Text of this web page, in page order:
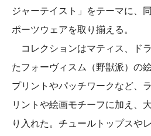
ジャーテイスト」をテーマに、
ポーツウェアを取り揃える。
コレクションはマティス、ド
たフォーヴィスム（野獣派）の
プリントやパッチワークなど、
リントや絵画モチーフに加え、
り入れた。チュールトップスや